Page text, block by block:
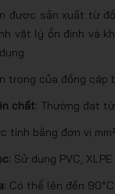
được sản xuất từ
vật lý ổn định và
trọng của đồng cáp
chất: Thường đạt
tính bằng đơn vị
Sử dụng PVC,
Có thể lên đến